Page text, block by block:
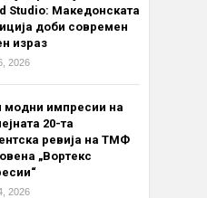
Studio: Македонската
доби современ
израз
2026
модни импресии на
20-та
ревија на ТМФ
„Вортекс
2026